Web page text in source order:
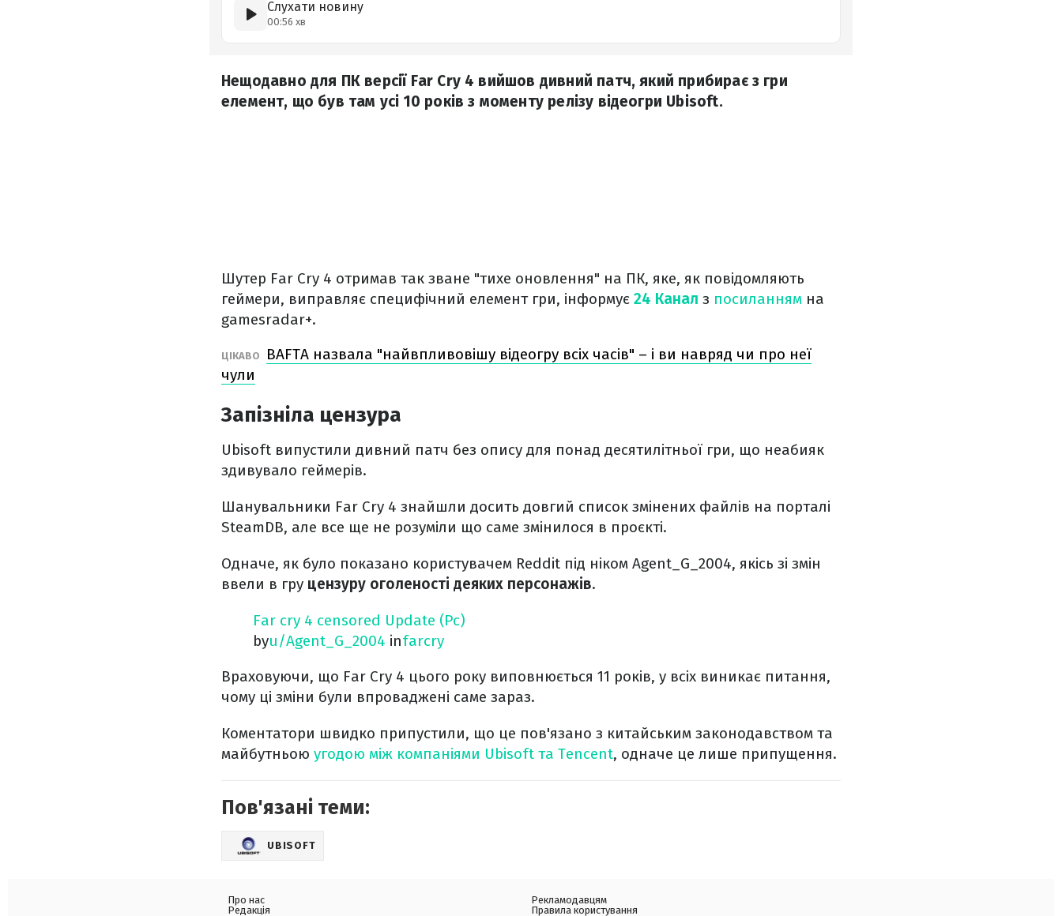
Слухати новину
00:56 хв
Нещодавно для ПК версії Far Cry 4 вийшов дивний патч, який прибирає з гри
елемент, що був там усі 10 років з моменту релізу відеогри Ubisoft.
Шутер Far Cry 4 отримав так зване "тихе оновлення" на ПК, яке, як повідомляють
геймери, виправляє специфічний елемент гри, інформує 24 Канал з посиланням на
gamesradar+.
ЦІКАВО
BAFTA назвала "найвпливовішу відеогру всіх часів" – і ви навряд чи про неї
чули
Запізніла цензура
Ubisoft випустили дивний патч без опису для понад десятилітньої гри, що неабияк
здивувало геймерів.
Шанувальники Far Cry 4 знайшли досить довгий список змінених файлів на порталі
SteamDB, але все ще не розуміли що саме змінилося в проєкті.
Одначе, як було показано користувачем Reddit під ніком Agent_G_2004, якісь зі змін
ввели в гру цензуру оголеності деяких персонажів.
Far cry 4 censored Update (Pc)
byu/Agent_G_2004 infarcry
Враховуючи, що Far Cry 4 цього року виповнюється 11 років, у всіх виникає питання,
чому ці зміни були впроваджені саме зараз.
Коментатори швидко припустили, що це пов'язано з китайським законодавством та
майбутньою угодою між компаніями Ubisoft та Tencent, одначе це лише припущення.
Пов'язані теми:
UBISOFT
Про нас
Редакція
Рекламодавцям
Правила користування